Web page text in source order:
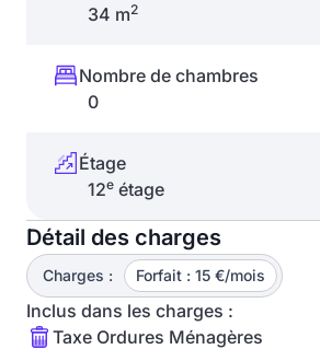
34 m2
Nombre de chambres
0
Étage
12e étage
Détail des charges
Charges : Forfait : 15 €/mois
Inclus dans les charges :
Taxe Ordures Ménagères